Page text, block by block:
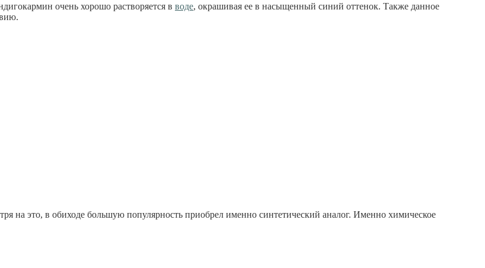
очень хорошо растворяется в воде, окрашивая ее в насыщенный синий оттенок. Также данное
на это, в обиходе большую популярность приобрел именно синтетический аналог. Именно химическое